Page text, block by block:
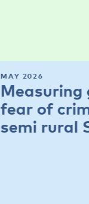
MAY 2026
Measuring
fear of
semi rural